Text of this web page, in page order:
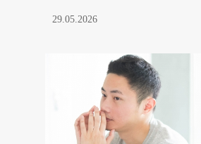
29.05.2026